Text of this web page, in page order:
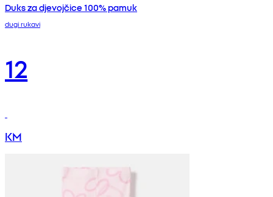
Duks za djevojčice 100% pamuk
dugi rukavi
12
KM